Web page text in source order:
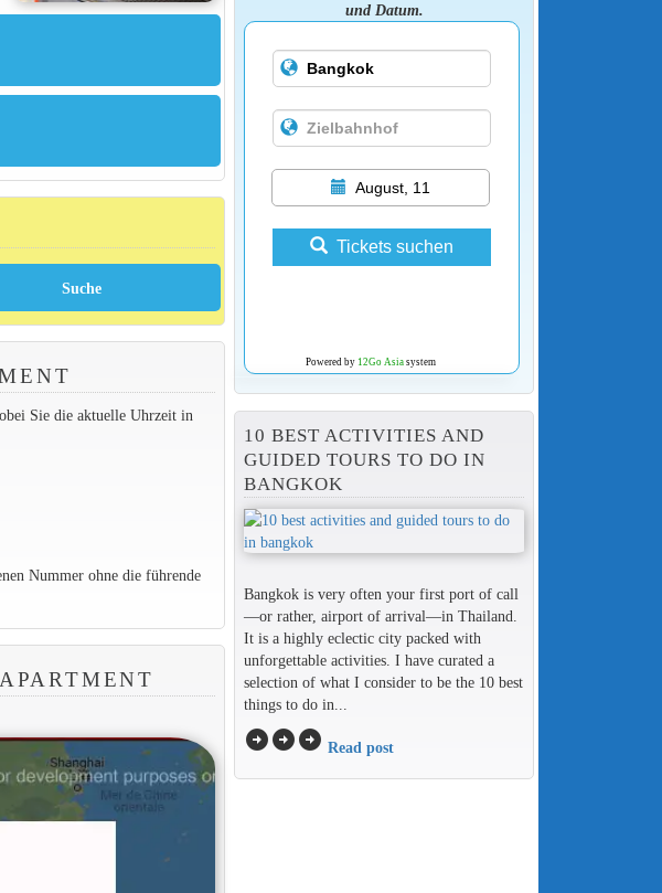
Sie die aktuelle Uhrzeit in
Nummer ohne die führende
und Datum.
August, 11
Tickets suchen
Powered by 12Go Asiasystem
10 BEST ACTIVITIES AND
GUIDED TOURS TO DO IN
BANGKOK
Bangkok is very often your first port of call
—or rather, airport of arrival—in Thailand.
It is a highly eclectic city packed with
unforgettable activities. I have curated a
selection of what I consider to be the 10 best
things to do in...
arrow_circle_rightarrow_circle_rightarrow_circle_right Read post